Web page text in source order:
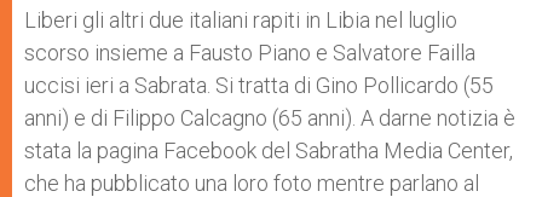
p
p
g
e
r
o
k
r
Liberi gli altri due italiani rapiti in Libia nel luglio
scorso insieme a Fausto Piano e Salvatore Failla
uccisi ieri a Sabrata. Si tratta di Gino Pollicardo (55
anni) e di Filippo Calcagno (65 anni). A darne notizia è
stata la pagina Facebook del Sabratha Media Center,
che ha pubblicato una loro foto mentre parlano al